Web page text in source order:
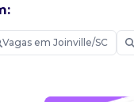
Vagas em Joinville/SC